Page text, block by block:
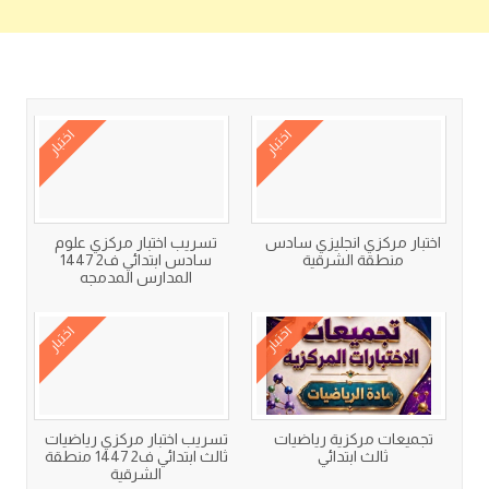
اختبار
اختبار مركزي انجليزي سادس
منطقة الشرقية
اختبار
تسريب اختبار مركزي علوم
سادس ابتدائي ف2 1447
المدارس المدمجه
اختبار
تجميعات مركزية رياضيات
ثالث ابتدائي
اختبار
تسريب اختبار مركزي رياضيات
ثالث ابتدائي ف2 1447 منطقة
الشرقية